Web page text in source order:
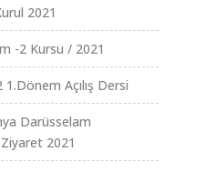
2021
-2 Kursu / 2021
Açılış Dersi
Darüsselam
2021